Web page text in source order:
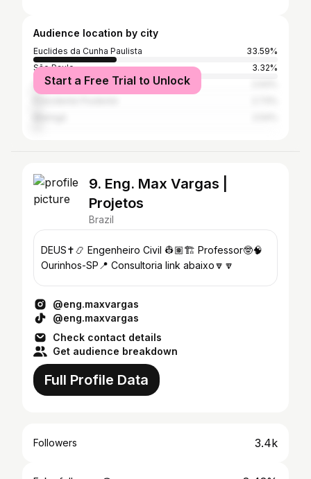
Audience location by city
Euclides da Cunha Paulista
33.59%
São Paulo
3.32%
Campinas
Start a Free Trial to Unlock
9. Eng. Max Vargas |
Projetos
Brazil
DEUS✝️📿 Engenheiro Civil 👷🏽🏗 Professor🤓🧠
Ourinhos-SP📍 Consultoria link abaixo🔽🔽
@eng.maxvargas
@eng.maxvargas
Check contact details
Get audience breakdown
Full Profile Data
Followers 3.4k